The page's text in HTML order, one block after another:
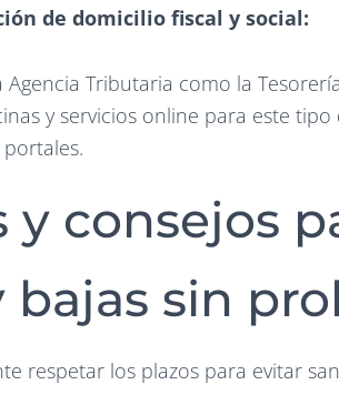
de domicilio fiscal y social:
Agencia Tributaria como la
y servicios online para este
y consejos
bajas sin
respetar los plazos para evitar